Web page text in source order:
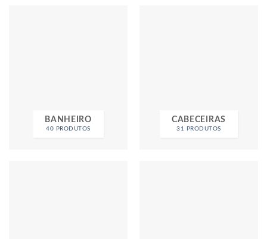
BANHEIRO
40 PRODUTOS
CABECEIRAS
31 PRODUTOS